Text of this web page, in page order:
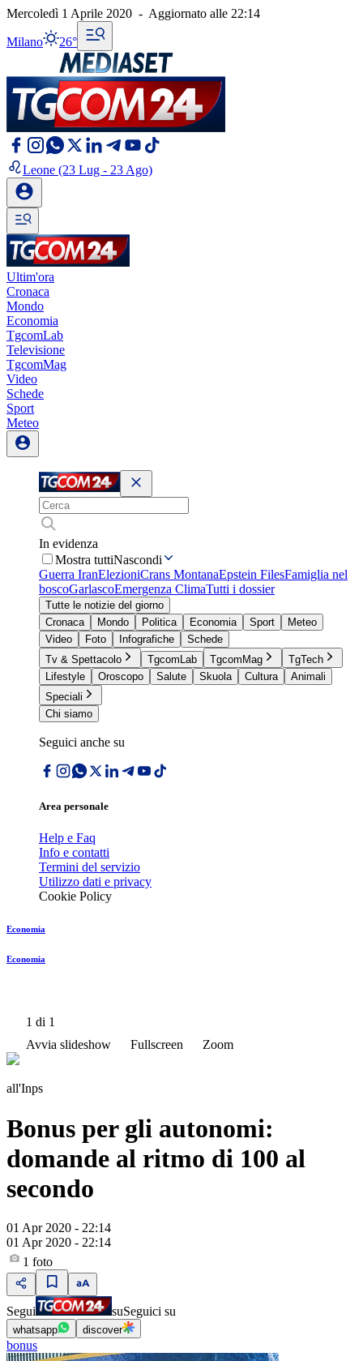
Mercoledì 1 Aprile 2020 - Aggiornato alle 22:14
Milano 26°
Leone (23 Lug - 23 Ago)
Ultim'ora
Cronaca
Mondo
Economia
TgcomLab
Televisione
TgcomMag
Video
Schede
Sport
Meteo
In evidenza
Mostra tuttiNascondi
Guerra IranElezioniCrans MontanaEpstein FilesFamiglia nel
boscoGarlascoEmergenza ClimaTutti i dossier
Tutte le notizie del giorno
Cronaca
Mondo Politica Economia Sport
Meteo
Video
Foto Infografiche
Schede
Tv & Spettacolo
TgcomLab TgcomMag
TgTech
Lifestyle
Oroscopo Salute Skuola Cultura
Animali
Speciali
Chi siamo
Seguici anche su
Area personale
Help e Faq
Info e contatti
Termini del servizio
Utilizzo dati e privacy
Cookie Policy
Economia
Economia
1 di 1
Avvia slideshow
Fullscreen Zoom
all'Inps
Bonus per gli autonomi:
domande al ritmo di 100 al
secondo
01 Apr 2020 - 22:14
01 Apr 2020 - 22:14
1 foto
Segui suSeguici su
whatsapp discover
bonus